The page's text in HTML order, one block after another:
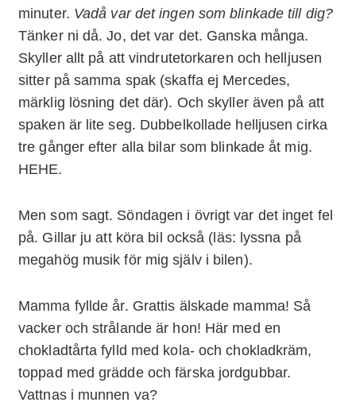
minuter. Vadå var det ingen som blinkade till dig?
Tänker ni då. Jo, det var det. Ganska många.
Skyller allt på att vindrutetorkaren och helljusen
sitter på samma spak (skaffa ej Mercedes,
märklig lösning det där). Och skyller även på att
spaken är lite seg. Dubbelkollade helljusen cirka
tre gånger efter alla bilar som blinkade åt mig.
HEHE.
Men som sagt. Söndagen i övrigt var det inget fel
på. Gillar ju att köra bil också (läs: lyssna på
megahög musik för mig själv i bilen).
Mamma fyllde år. Grattis älskade mamma! Så
vacker och strålande är hon! Här med en
chokladtårta fylld med kola- och chokladkräm,
toppad med grädde och färska jordgubbar.
Vattnas i munnen va?